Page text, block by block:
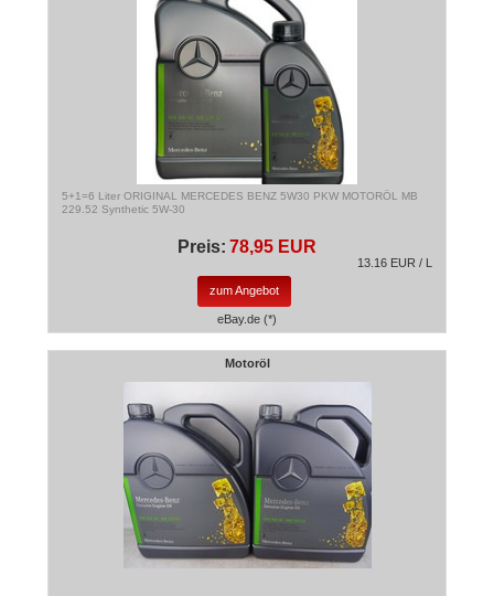
5+1=6 Liter ORIGINAL MERCEDES BENZ 5W30 PKW MOTORÖL MB
229.52 Synthetic 5W-30
Preis: 78,95 EUR
13.16 EUR / L
zum Angebot
eBay.de (*)
Motoröl